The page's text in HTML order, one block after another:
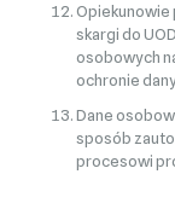
skargi do
osobowych
ochronie
Dane
sposób
procesowi